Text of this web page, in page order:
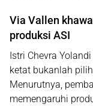
Via Vallen
produksi ASI
Istri Chevra
ketat bukanlah
Menurutnya,
memengaruhi